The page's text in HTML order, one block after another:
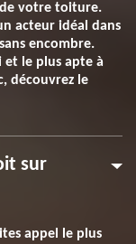
de votre toiture.
acteur idéal dans
encombre.
et le plus apte à
découvrez le
sur
appel le plus